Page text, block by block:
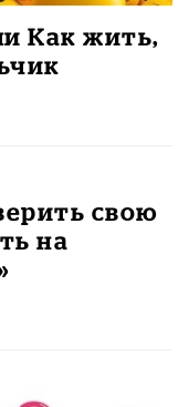
Как жить,
свою
на